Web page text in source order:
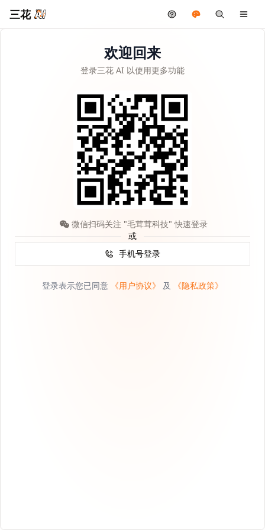
三花
欢迎回来
登录三花 AI 以使用更多功能
手机号登录
或
微信扫码关注 "毛茸茸科技" 快速登录
登录表示您已同意 《用户协议》 及 《隐私政策》